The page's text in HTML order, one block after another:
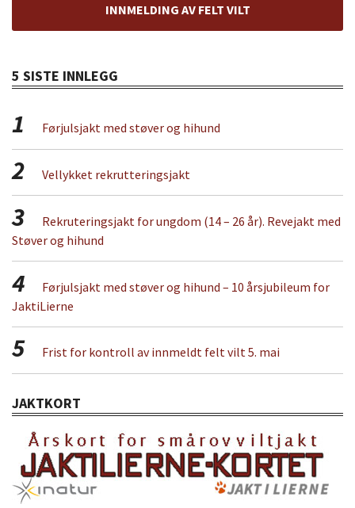
INNMELDING AV FELT VILT
5 SISTE INNLEGG
1 Førjulsjakt med støver og hihund
2 Vellykket rekrutteringsjakt
3
Rekruteringsjakt for ungdom (14 – 26 år). Revejakt med
Støver og hihund
4
Førjulsjakt med støver og hihund – 10 årsjubileum for
JaktiLierne
5 Frist for kontroll av innmeldt felt vilt 5. mai
JAKTKORT